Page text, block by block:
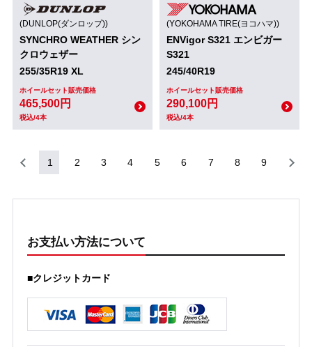
(DUNLOP(ダンロップ))
SYNCHRO WEATHER シン
クロウェザー
255/35R19 XL
ホイールセット販売価格
465,500円
税込/4本
(YOKOHAMA TIRE(ヨコハマ))
ENVigor S321 エンビガー
S321
245/40R19
ホイールセット販売価格
290,100円
税込/4本
1 2 3 4 5 6 7 8 9
お支払い方法について
■クレジットカード